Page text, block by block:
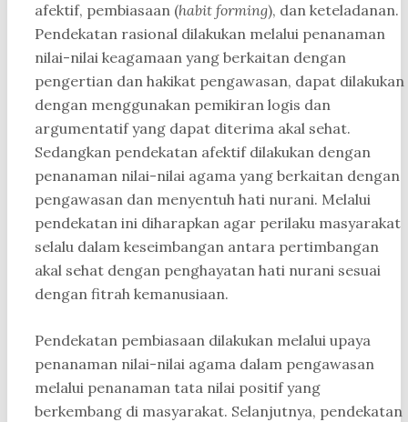
afektif, pembiasaan (habit forming), dan keteladanan.
Pendekatan rasional dilakukan melalui penanaman
nilai-nilai keagamaan yang berkaitan dengan
pengertian dan hakikat pengawasan, dapat dilakukan
dengan menggunakan pemikiran logis dan
argumentatif yang dapat diterima akal sehat.
Sedangkan pendekatan afektif dilakukan dengan
penanaman nilai-nilai agama yang berkaitan dengan
pengawasan dan menyentuh hati nurani. Melalui
pendekatan ini diharapkan agar perilaku masyarakat
selalu dalam keseimbangan antara pertimbangan
akal sehat dengan penghayatan hati nurani sesuai
dengan fitrah kemanusiaan.
Pendekatan pembiasaan dilakukan melalui upaya
penanaman nilai-nilai agama dalam pengawasan
melalui penanaman tata nilai positif yang
berkembang di masyarakat. Selanjutnya, pendekatan